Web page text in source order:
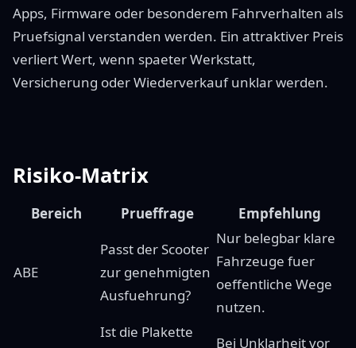
Apps, Firmware oder besonderem Fahrverhalten als
Pruefsignal verstanden werden. Ein attraktiver Preis
verliert Wert, wenn spaeter Werkstatt,
Versicherung oder Wiederverkauf unklar werden.
Risiko-Matrix
Bereich Prueffrage Empfehlung
ABE
Passt der Scooter
zur genehmigten
Ausfuehrung?
Nur belegbar klare
Fahrzeuge fuer
oeffentliche Wege
nutzen.
Ist die Plakette
Bei Unklarheit vor